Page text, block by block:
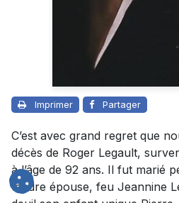
Imprimer Partager
C’est avec grand regret que
décès de Roger Legault,
à l’âge de 92 ans. Il fut marié
tendre épouse, feu Jeannine